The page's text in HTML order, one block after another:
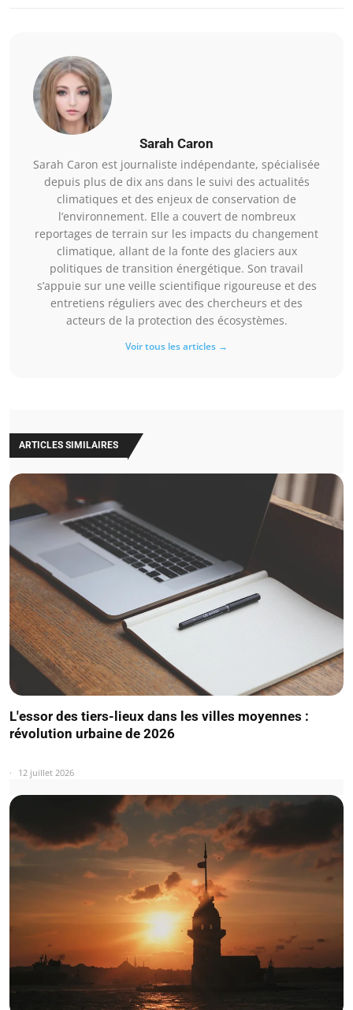
Sarah Caron
Sarah Caron est journaliste indépendante, spécialisée
depuis plus de dix ans dans le suivi des actualités
climatiques et des enjeux de conservation de
l’environnement. Elle a couvert de nombreux
reportages de terrain sur les impacts du changement
climatique, allant de la fonte des glaciers aux
politiques de transition énergétique. Son travail
s’appuie sur une veille scientifique rigoureuse et des
entretiens réguliers avec des chercheurs et des
acteurs de la protection des écosystèmes.
Voir tous les articles →
ARTICLES SIMILAIRES
L'essor des tiers-lieux dans les villes moyennes :
révolution urbaine de 2026
12 juillet 2026